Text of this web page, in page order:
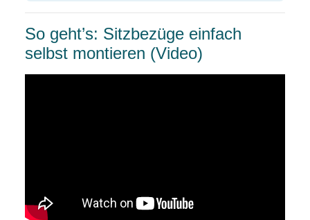
So geht’s: Sitzbezüge einfach
selbst montieren (Video)